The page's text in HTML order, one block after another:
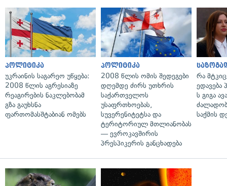
პოლიტიკა
უკრაინის საგარეო უწყება:
2008 წლის აგრესიაზე
რეაგირების ნაკლებობამ
გზა გაუხსნა
ფართომასშტაბიან ომებს
პოლიტიკა
2008 წლის ომის შედეგები
დღემდე ძირს უთხრის
საქართველოს
უსაფრთხოებას,
სუვერენიტეტსა და
ტერიტორიულ მთლიანობას
— ევროკავშირის
პრესპიკერის განცხადება
რა
ედავება
ს გიგა
საქმის